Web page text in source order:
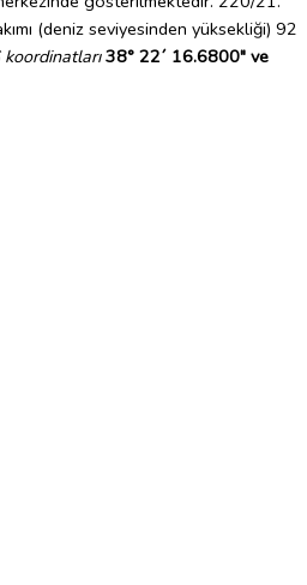
(deniz seviyesinden yüksekliği) 92
38° 22´ 16.6800" ve